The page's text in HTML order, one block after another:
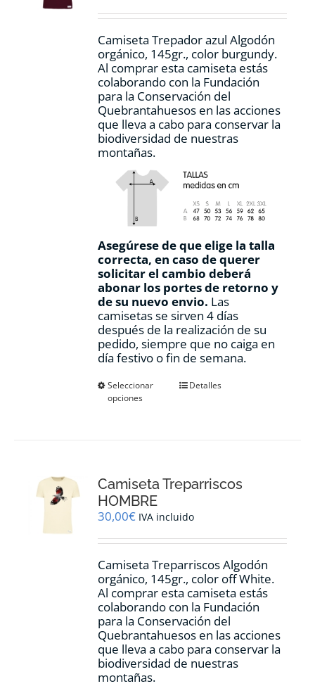
la
de
producto
Camiseta Trepador azul Algodón
orgánico, 145gr., color burgundy.
Al comprar esta camiseta estás
colaborando con la Fundación
para la Conservación del
Quebrantahuesos en las acciones
que lleva a cabo para conservar la
biodiversidad de nuestras
montañas.
Asegúrese de que elige la talla
correcta, en caso de querer
solicitar el cambio deberá
abonar los portes de retorno y
de su nuevo envio. Las
camisetas se sirven 4 días
después de la realización de su
pedido, siempre que no caiga en
día festivo o fin de semana.
Seleccionar
opciones
Este
se
elegir
la
de
producto
Detalles
Camiseta Treparriscos
HOMBRE
30,00€ IVA incluido
Camiseta Treparriscos Algodón
orgánico, 145gr., color off White.
Al comprar esta camiseta estás
colaborando con la Fundación
para la Conservación del
Quebrantahuesos en las acciones
que lleva a cabo para conservar la
biodiversidad de nuestras
montañas.